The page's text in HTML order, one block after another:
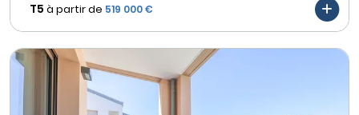
T5 à partir de 519 000 €